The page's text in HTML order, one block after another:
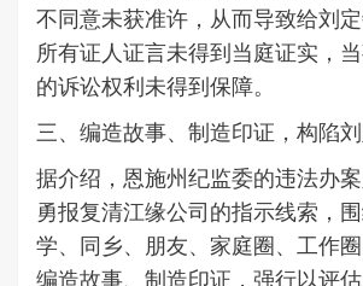
不同意未获准许，从而导致给刘
所有证人证言未得到当庭证实，
的诉讼权利未得到保障。
三、编造故事、制造印证，构陷
据介绍，恩施州纪监委的违法办
勇报复清江缘公司的指示线索，
学、同乡、朋友、家庭圈、工作圈
编造故事、制造印证，强行以评